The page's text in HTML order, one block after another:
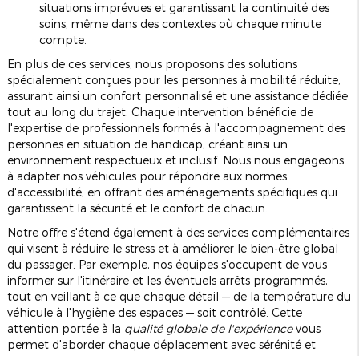
situations imprévues et garantissant la continuité des
soins, même dans des contextes où chaque minute
compte.
En plus de ces services, nous proposons des solutions
spécialement conçues pour les personnes à mobilité réduite,
assurant ainsi un confort personnalisé et une assistance dédiée
tout au long du trajet. Chaque intervention bénéficie de
l'expertise de professionnels formés à l'accompagnement des
personnes en situation de handicap, créant ainsi un
environnement respectueux et inclusif. Nous nous engageons
à adapter nos véhicules pour répondre aux normes
d'accessibilité, en offrant des aménagements spécifiques qui
garantissent la sécurité et le confort de chacun.
Notre offre s'étend également à des services complémentaires
qui visent à réduire le stress et à améliorer le bien-être global
du passager. Par exemple, nos équipes s'occupent de vous
informer sur l'itinéraire et les éventuels arrêts programmés,
tout en veillant à ce que chaque détail — de la température du
véhicule à l'hygiène des espaces — soit contrôlé. Cette
attention portée à la qualité globale de l'expériencevous
permet d'aborder chaque déplacement avec sérénité et